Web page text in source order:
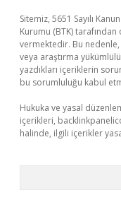
Sitemiz, 5651 Sayılı
Kurumu (BTK) tarafından
vermektedir. Bu
veya araştırma
yazdıkları içeriklerin
bu sorumluluğu kabul
Hukuka ve yasal
içerikleri,
halinde, ilgili içerikler